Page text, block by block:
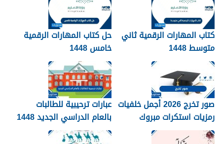
كتاب المهارات الرقمية ثاني
متوسط 1448
حل كتاب المهارات الرقمية
خامس 1448
صور تخرج 2026 أجمل خلفيات
رمزيات استكرات مبروك
التخرج 1448
عبارات ترحيبية للطالبات
بالعام الدراسي الجديد 1448
بالصور